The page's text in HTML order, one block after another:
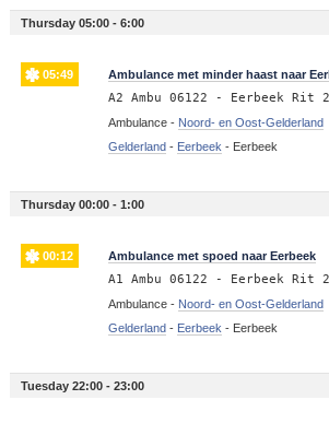
Thursday 05:00 - 6:00
05:49 Ambulance met minder haast naar
A2 Ambu 06122 - Eerbeek Rit
Ambulance - Noord- en Oost-Gelderland
Gelderland- Eerbeek - Eerbeek
Thursday 00:00 - 1:00
00:12 Ambulance met spoed naar Eerbeek
A1 Ambu 06122 - Eerbeek Rit
Ambulance - Noord- en Oost-Gelderland
Gelderland- Eerbeek - Eerbeek
Tuesday 22:00 - 23:00